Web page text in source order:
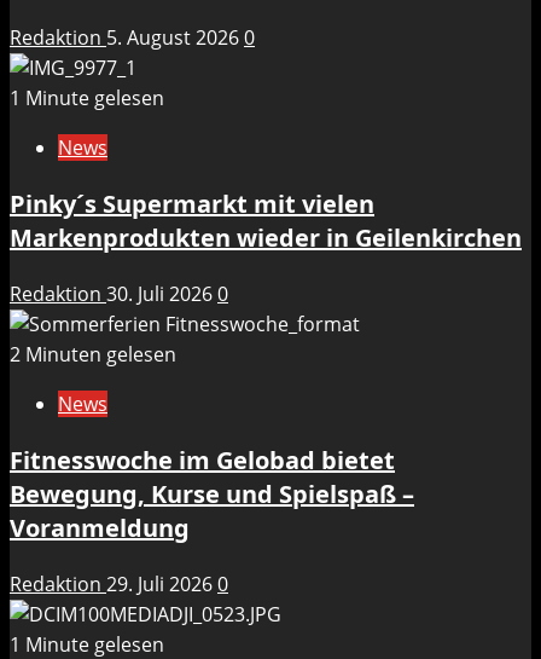
Redaktion 5. August 20260
1 Minute gelesen
News
Pinky´s Supermarkt mit vielen
Markenprodukten wieder in Geilenkirchen
Redaktion 30. Juli 20260
2 Minuten gelesen
News
Fitnesswoche im Gelobad bietet
Bewegung, Kurse und Spielspaß –
Voranmeldung
Redaktion 29. Juli 20260
1 Minute gelesen